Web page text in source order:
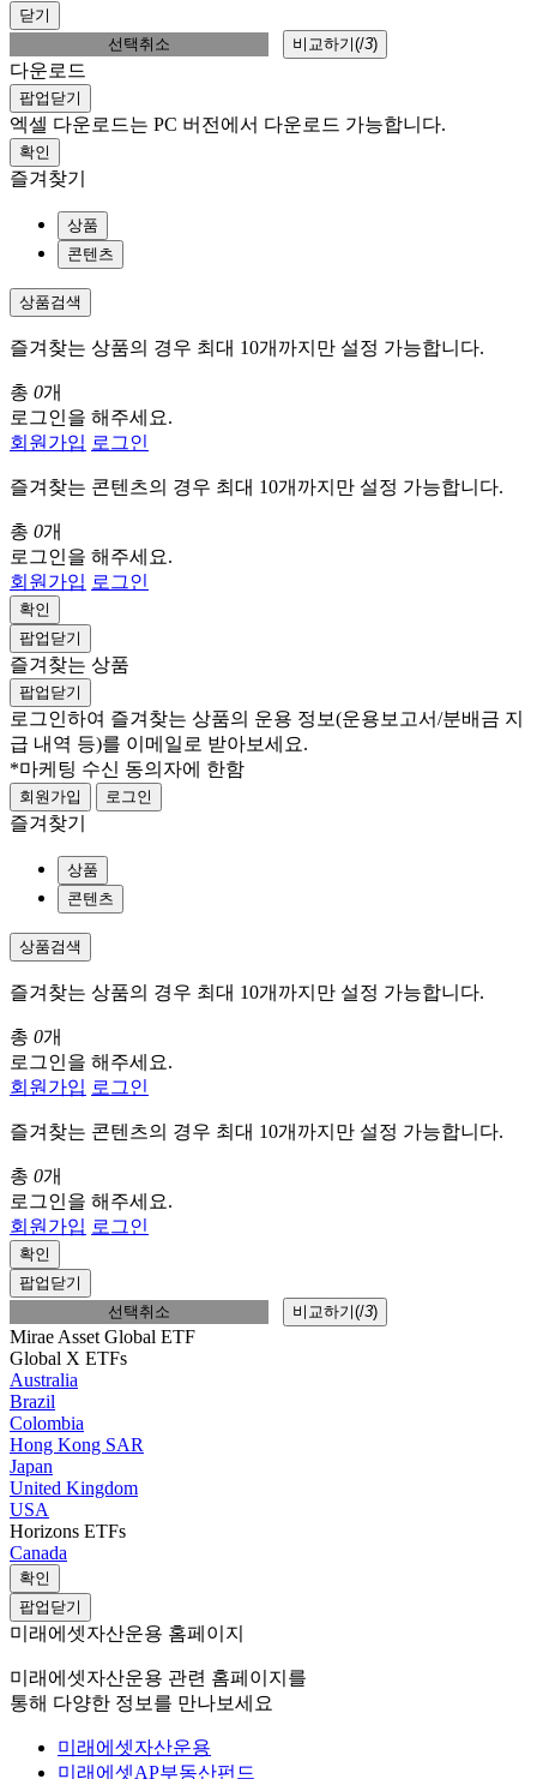
닫기
선택취소
비교하기(/3)
다운로드
팝업닫기
엑셀 다운로드는 PC 버전에서 다운로드 가능합니다.
확인
즐겨찾기
상품
콘텐츠
상품검색
즐겨찾는 상품의 경우 최대 10개까지만 설정 가능합니다.
총 0개
로그인을 해주세요.
회원가입 로그인
즐겨찾는 콘텐츠의 경우 최대 10개까지만 설정 가능합니다.
총 0개
로그인을 해주세요.
회원가입 로그인
확인
팝업닫기
즐겨찾는 상품
팝업닫기
로그인하여 즐겨찾는 상품의 운용 정보(운용보고서/분배금 지
급 내역 등)를 이메일로 받아보세요.
*마케팅 수신 동의자에 한함
회원가입 로그인
즐겨찾기
상품
콘텐츠
상품검색
즐겨찾는 상품의 경우 최대 10개까지만 설정 가능합니다.
총 0개
로그인을 해주세요.
회원가입 로그인
즐겨찾는 콘텐츠의 경우 최대 10개까지만 설정 가능합니다.
총 0개
로그인을 해주세요.
회원가입 로그인
확인
팝업닫기
선택취소
비교하기(/3)
Mirae Asset Global ETF
Global X ETFs
Australia
Brazil
Colombia
Hong Kong SAR
Japan
United Kingdom
USA
Horizons ETFs
Canada
확인
팝업닫기
미래에셋자산운용 홈페이지
미래에셋자산운용 관련 홈페이지를
통해 다양한 정보를 만나보세요
미래에셋자산운용
미래에셋AP부동산펀드